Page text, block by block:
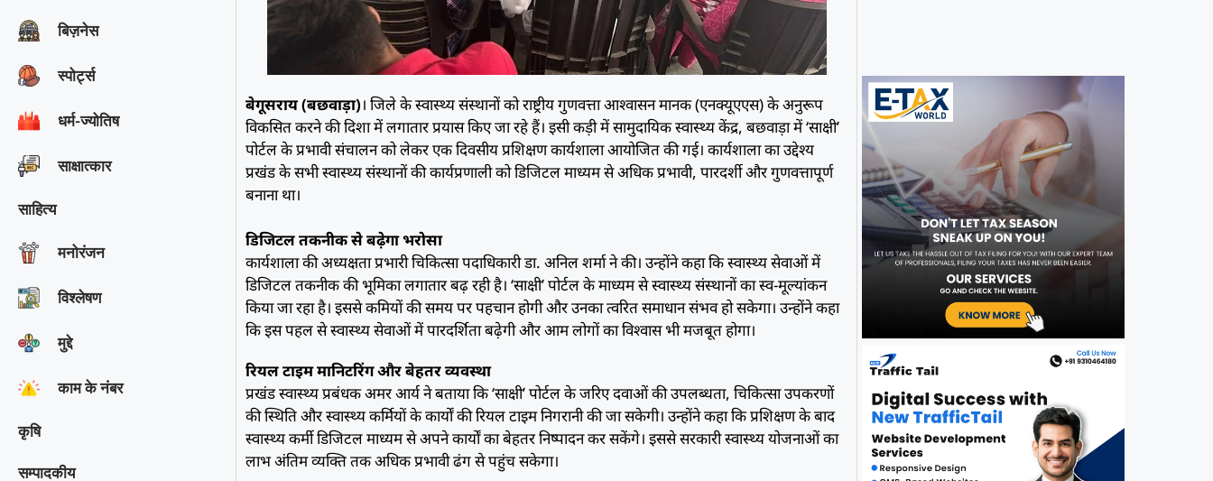
बिज़नेस
स्पोर्ट्स
धर्म-ज्योतिष
साक्षात्‍कार
साहित्य
मनोरंजन
विश्‍लेषण
मुद्दे
काम के नंबर
कृषि
सम्पादकीय
बेगूसराय (बछवाड़ा)। जिले के स्वास्थ्य संस्थानों को राष्ट्रीय गुणवत्ता आश्वासन मानक (एनक्यूएएस) के अनुरूप
विकसित करने की दिशा में लगातार प्रयास किए जा रहे हैं। इसी कड़ी में सामुदायिक स्वास्थ्य केंद्र, बछवाड़ा में ‘साक्षी’
पोर्टल के प्रभावी संचालन को लेकर एक दिवसीय प्रशिक्षण कार्यशाला आयोजित की गई। कार्यशाला का उद्देश्य
प्रखंड के सभी स्वास्थ्य संस्थानों की कार्यप्रणाली को डिजिटल माध्यम से अधिक प्रभावी, पारदर्शी और गुणवत्तापूर्ण
बनाना था।
डिजिटल तकनीक से बढ़ेगा भरोसा
कार्यशाला की अध्यक्षता प्रभारी चिकित्सा पदाधिकारी डा. अनिल शर्मा ने की। उन्होंने कहा कि स्वास्थ्य सेवाओं में
डिजिटल तकनीक की भूमिका लगातार बढ़ रही है। ‘साक्षी’ पोर्टल के माध्यम से स्वास्थ्य संस्थानों का स्व-मूल्यांकन
किया जा रहा है। इससे कमियों की समय पर पहचान होगी और उनका त्वरित समाधान संभव हो सकेगा। उन्होंने कहा
कि इस पहल से स्वास्थ्य सेवाओं में पारदर्शिता बढ़ेगी और आम लोगों का विश्वास भी मजबूत होगा।
रियल टाइम मानिटरिंग और बेहतर व्यवस्था
प्रखंड स्वास्थ्य प्रबंधक अमर आर्य ने बताया कि ‘साक्षी’ पोर्टल के जरिए दवाओं की उपलब्धता, चिकित्सा उपकरणों
की स्थिति और स्वास्थ्य कर्मियों के कार्यों की रियल टाइम निगरानी की जा सकेगी। उन्होंने कहा कि प्रशिक्षण के बाद
स्वास्थ्य कर्मी डिजिटल माध्यम से अपने कार्यों का बेहतर निष्पादन कर सकेंगे। इससे सरकारी स्वास्थ्य योजनाओं का
लाभ अंतिम व्यक्ति तक अधिक प्रभावी ढंग से पहुंच सकेगा।